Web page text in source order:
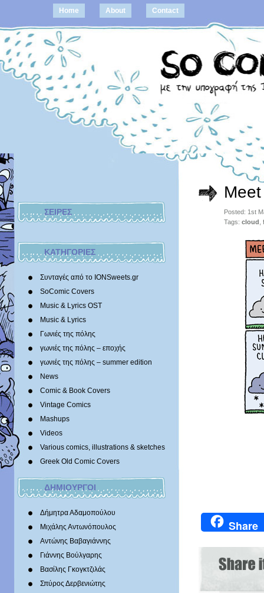
Home About Contact
ΣΕΙΡΕΣ
ΚΑΤΗΓΟΡΙΕΣ
Συνταγές από το IONSweets.gr
SoComic Covers
Music & Lyrics OST
Music & Lyrics
Γωνιές της πόλης
γωνιές της πόλης – εποχής
γωνιές της πόλης – summer edition
News
Comic & Book Covers
Vintage Comics
Mashups
Videos
Various comics, illustrations & sketches
Greek Old Comic Covers
ΔΗΜΙΟΥΡΓΟΙ
Δήμητρα Αδαμοπούλου
Μιχάλης Αντωνόπουλος
Αντώνης Βαβαγιάννης
Γιάννης Βούλγαρης
Βασίλης Γκογκτζιλάς
Σπύρος Δερβενιώτης
Posted: 1st
Tags: cloud
Share